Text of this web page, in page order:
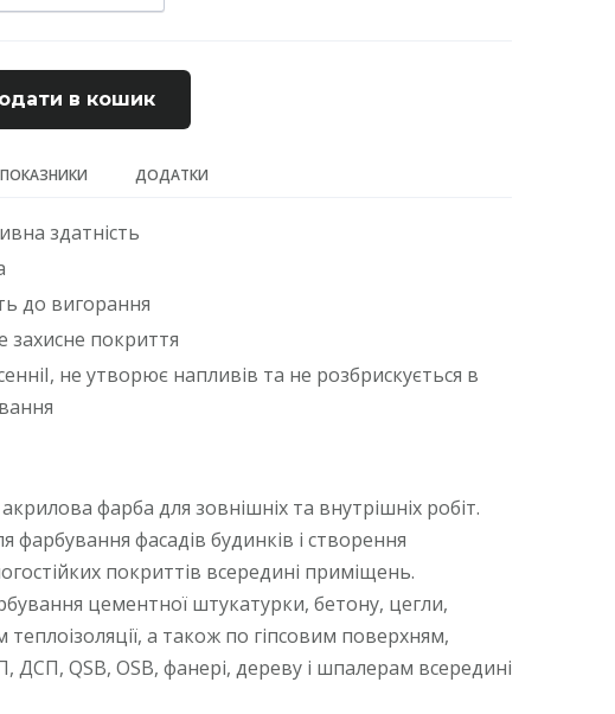
в кошик
ПОКАЗНИКИ ДОДАТКИ
здатність
до вигорання
захисне покриття
не утворює напливів та не розбрискується в
фарба для зовнішніх та внутрішніх робіт.
фарбування фасадів будинків і створення
покриттів всередині приміщень.
цементної штукатурки, бетону, цегли,
а також по гіпсовим поверхням,
ДСП, QSB, OSB, фанері, дереву і шпалерам всередині